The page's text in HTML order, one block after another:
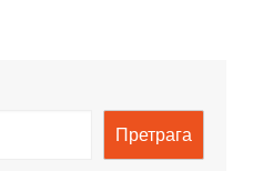
Претрага